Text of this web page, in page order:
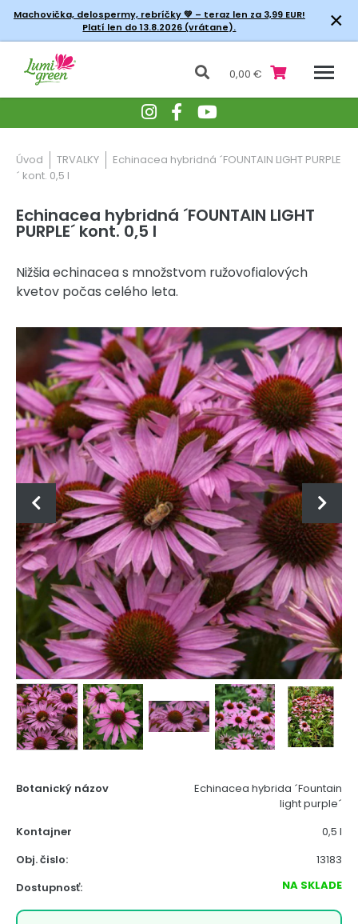
Machovička, delospermy, rebríčky💚 – teraz len za 3,99 EUR!
Platí len do 13.8.2026 (vrátane).
×
0,00 €
Úvod TRVALKY
Echinacea hybridná ´FOUNTAIN LIGHT PURPLE
´ kont. 0,5 l
Echinacea hybridná ´FOUNTAIN LIGHT
PURPLE´ kont. 0,5 l
Nižšia echinacea s množstvom ružovofialových
kvetov počas celého leta.
Botanický názov
Echinacea hybrida ´Fountain
light purple´
Kontajner
0,5 l
Obj. čislo:
13183
Dostupnosť:
NA SKLADE